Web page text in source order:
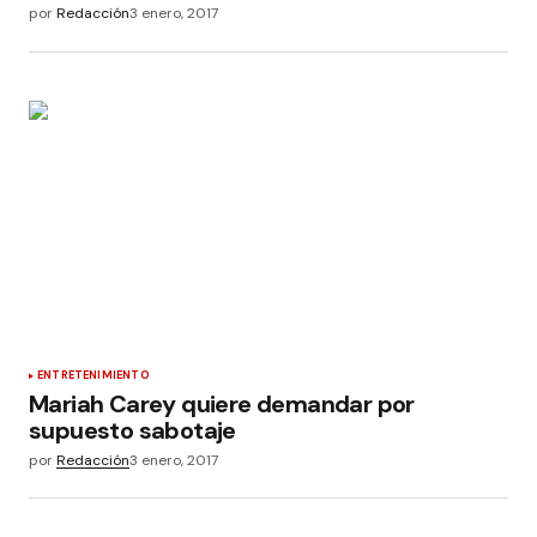
porRedacción3 enero, 2017
ENTRETENIMIENTO
Mariah Carey quiere demandar por
supuesto sabotaje
porRedacción3 enero, 2017